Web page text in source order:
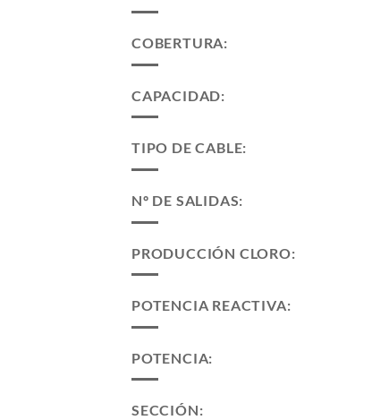
COBERTURA:
CAPACIDAD:
TIPO DE CABLE:
Nº DE SALIDAS:
PRODUCCIÓN CLORO:
POTENCIA REACTIVA:
POTENCIA:
SECCIÓN: